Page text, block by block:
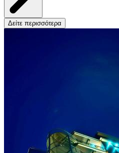
Δείτε περισσότερα